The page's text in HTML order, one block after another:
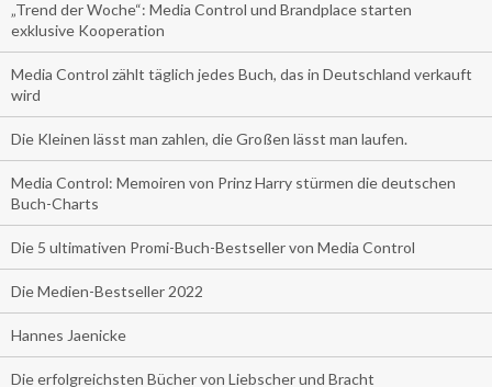
„Trend der Woche“: Media Control und Brandplace starten
exklusive Kooperation
Media Control zählt täglich jedes Buch, das in Deutschland verkauft
wird
Die Kleinen lässt man zahlen, die Großen lässt man laufen.
Media Control: Memoiren von Prinz Harry stürmen die deutschen
Buch-Charts
Die 5 ultimativen Promi-Buch-Bestseller von Media Control
Die Medien-Bestseller 2022
Hannes Jaenicke
Die erfolgreichsten Bücher von Liebscher und Bracht